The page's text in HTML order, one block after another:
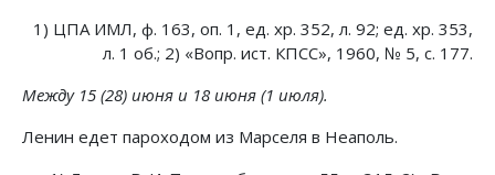
1) ЦПА ИМЛ, ф. 163, оп. 1, ед. хр. 352, л. 92; ед. хр. 353,
л. 1 об.; 2) «Вопр. ист. КПСС», 1960, № 5, с. 177.
Между 15 (28) июня и 18 июня (1 июля).
Ленин едет пароходом из Марселя в Неаполь.